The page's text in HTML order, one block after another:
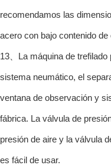
recomendamos las
acero con bajo contenido
13、La máquina de
sistema neumático, el
ventana de observación y
fábrica. La válvula de
presión de aire y la válvula
es fácil de usar.